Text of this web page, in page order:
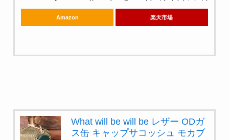
Amazon 楽天市場
What will be will be レザー ODガ
ス缶 キャップサコッシュ モカブ